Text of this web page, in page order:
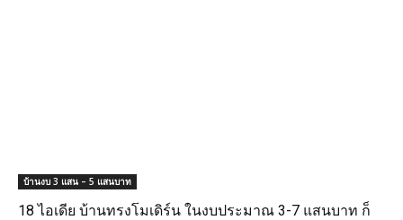
บ้านงบ 3 แสน – 5 แสนบาท
18 ไอเดีย บ้านทรงโมเดิร์น ในงบประมาณ 3-7 แสนบาท ก็